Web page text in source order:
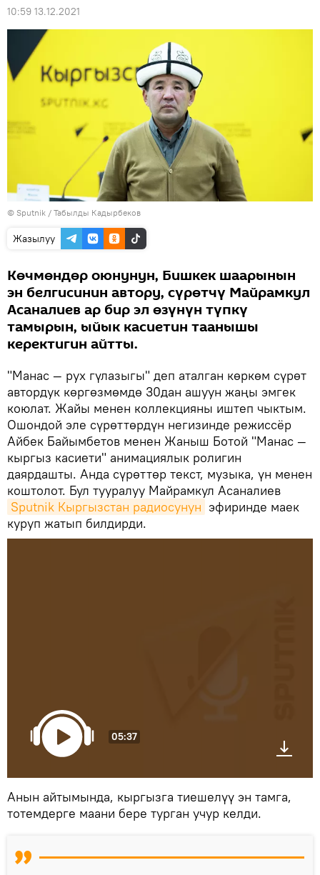
10:59 13.12.2021
© Sputnik / Табылды Кадырбеков
Жазылуу
Көчмөндөр оюнунун, Бишкек шаарынын
эн белгисинин автору, сүрөтчү Майрамкул
Асаналиев ар бир эл өзүнүн түпкү
тамырын, ыйык касиетин таанышы
керектигин айтты.
"Манас — рух гүлазыгы" деп аталган көркөм сүрөт
автордук көргөзмөмдө 30дан ашуун жаңы эмгек
коюлат. Жайы менен коллекцияны иштеп чыктым.
Ошондой эле сүрөттөрдүн негизинде режиссёр
Айбек Байымбетов менен Жаныш Ботой "Манас —
кыргыз касиети" анимациялык ролигин
даярдашты. Анда сүрөттөр текст, музыка, үн менен
коштолот. Бул тууралуу Майрамкул Асаналиев
Sputnik Кыргызстан радиосунун эфиринде маек
куруп жатып билдирди.
05:37
Анын айтымында, кыргызга тиешелүү эн тамга,
тотемдерге маани бере турган учур келди.